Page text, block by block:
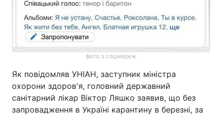
фото з соцмереж
Як повідомляв УНІАН, заступник міністра
охорони здоров'я, головний державний
санітарний лікар Віктор Ляшко заявив, що без
запровадження в Україні карантину в березні, за